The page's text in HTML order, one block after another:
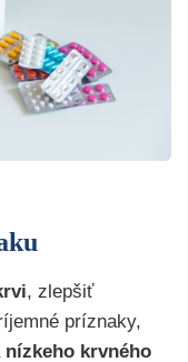
, zlepšiť
príznaky,
nízkeho krvného